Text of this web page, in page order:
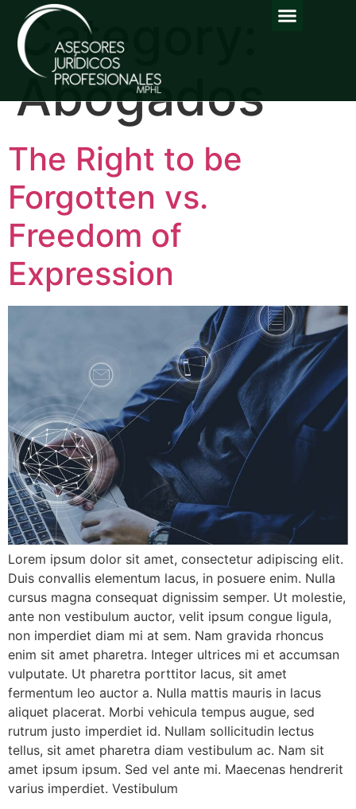
Category:
Abogados
The Right to be
Forgotten vs.
Freedom of
Expression
Lorem ipsum dolor sit amet, consectetur adipiscing elit.
Duis convallis elementum lacus, in posuere enim. Nulla
cursus magna consequat dignissim semper. Ut molestie,
ante non vestibulum auctor, velit ipsum congue ligula,
non imperdiet diam mi at sem. Nam gravida rhoncus
enim sit amet pharetra. Integer ultrices mi et accumsan
vulputate. Ut pharetra porttitor lacus, sit amet
fermentum leo auctor a. Nulla mattis mauris in lacus
aliquet placerat. Morbi vehicula tempus augue, sed
rutrum justo imperdiet id. Nullam sollicitudin lectus
tellus, sit amet pharetra diam vestibulum ac. Nam sit
amet ipsum ipsum. Sed vel ante mi. Maecenas hendrerit
varius imperdiet. Vestibulum